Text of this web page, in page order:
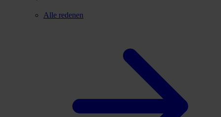
Alle redenen